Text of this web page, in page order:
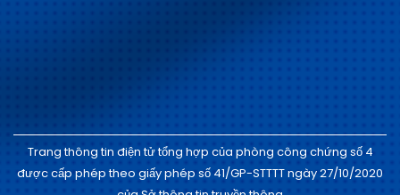
Trang thông tin điện tử tổng hợp của phòng công chứng số 4
được cấp phép theo giấy phép số 41/GP-STTTT ngày 27/10/2020